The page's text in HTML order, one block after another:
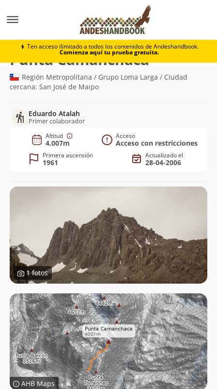
Ten acceso ilimitado a todos los contenidos de Andeshandbook.
Comienza aquí tu prueba gratuita.
Punta Camanchaca
Punta Camanchaca(4.007m)
Región Metropolitana / Grupo Loma Larga / Ciudad
cercana: San José de Maipo
Eduardo Atalah
Primer colaborador
Altitud
4.007m
Acceso
Acceso con restricciones
Primera ascensión
1961
Actualizado el
28-04-2006
1 fotos
AHB Maps